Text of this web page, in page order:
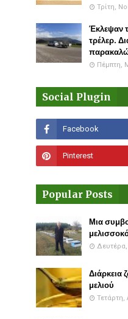
Τρίτη,
Έκλεψαν
τρέλερ.
Πέμπτη,
Social Plugin
Popular Posts
Μια
Δευτέρα,
Διάρκεια
μελιού
Τετάρτη,